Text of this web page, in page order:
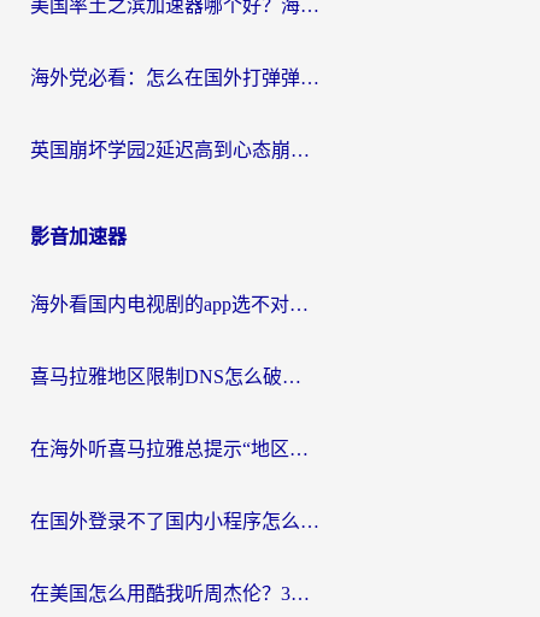
美国率土之滨加速器哪个好？海外党国服游戏畅玩终极指南（附多游戏解决方案）
海外党必看：怎么在国外打弹弹堂不卡？番茄加速器亲测指南
英国崩坏学园2延迟高到心态崩？海外党国服游戏加速终极指南
影音加速器
海外看国内电视剧的app选不对？这份回国加速器避坑指南帮你流畅追剧
喜马拉雅地区限制DNS怎么破？海外党听国内音乐听书的终极解决方案
在海外听喜马拉雅总提示“地区限制”？3步轻松解除+听国内音乐全攻略
在国外登录不了国内小程序怎么办？选对回国加速器，轻松解锁国内资源
在美国怎么用酷我听周杰伦？3步搞定海外听歌难题